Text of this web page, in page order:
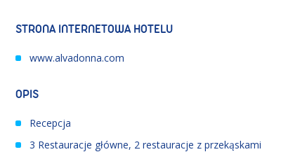
STRONA INTERNETOWA HOTELU
www.alvadonna.com
OPIS
Recepcja
3 Restauracje główne, 2 restauracje z przekąskami